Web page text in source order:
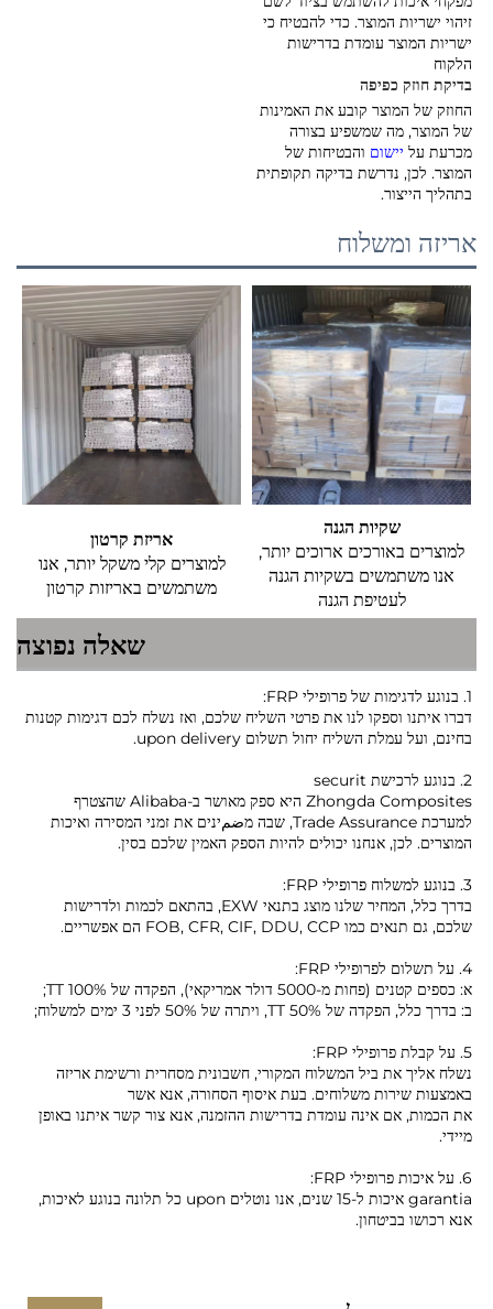
זיהוי ישריות המוצר. כדי להבטיח כי
ישריות המוצר עומדת בדרישות
הלקוח
בדיקת חוזק כפיפה
החוזק של המוצר קובע את האמינות
של המוצר, מה שמשפיע בצורה
מכרעת על יישום והבטיחות של
המוצר. לכן, נדרשת בדיקה תקופתית
בתהליך הייצור.
אריזה ומשלוח
שקיות הגנה
למוצרים באורכים ארוכים יותר,
אנו משתמשים בשקיות הגנה
לעטיפת הגנה
אריזת קרטון
למוצרים קלי משקל יותר, אנו
משתמשים באריזות קרטון
שאלה נפוצה
1. בנוגע לדגימות של פרופילי FRP:
דברו איתנו וספקו לנו את פרטי השליח שלכם, ואז נשלח לכם דגימות קטנות
בחינם, ועל עמלת השליח יחול תשלום upon delivery.
2. בנוגע לרכישת securit
Zhongda Composites היא ספק מאושר ב-Alibaba שהצטרף
למערכת Trade Assurance, שבה מضمינים את זמני המסירה ואיכות
המוצרים. לכן, אנחנו יכולים להיות הספק האמין שלכם בסין.
3. בנוגע למשלוח פרופילי FRP:
בדרך כלל, המחיר שלנו מוצג בתנאי EXW, בהתאם לכמות ולדרישות
שלכם, גם תנאים כמו FOB, CFR, CIF, DDU, CCP הם אפשריים.
4. על תשלום לפרופילי FRP:
א: כספים קטנים (פחות מ-5000 דולר אמריקאי), הפקדה של 100% TT;
ב: בדרך כלל, הפקדה של 50% TT, ויתרה של 50% לפני 3 ימים למשלוח;
5. על קבלת פרופילי FRP:
נשלח אליך את ביל המשלוח המקורי, חשבונית מסחרית ורשימת אריזה
באמצעות שירות משלוחים. בעת איסוף הסחורה, אנא אשר
את הכמות, אם אינה עומדת בדרישות ההזמנה, אנא צור קשר איתנו באופן
מיידי.
6. על איכות פרופילי FRP:
garantia איכות ל-15 שנים, אנו נוטלים upon כל תלונה בנוגע לאיכות,
אנא רכושו בביטחון.